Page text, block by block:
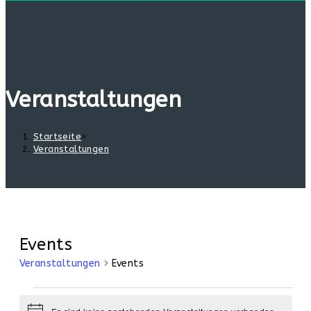
Veranstaltungen
Startseite>
Veranstaltungen
Events
Veranstaltungen Events